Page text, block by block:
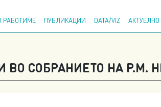
РАБОТИМЕ ПУБЛИКАЦИИ DATA/VIZ АКТУЕЛНО
ВО СОБРАНИЕТО НА Р.М.